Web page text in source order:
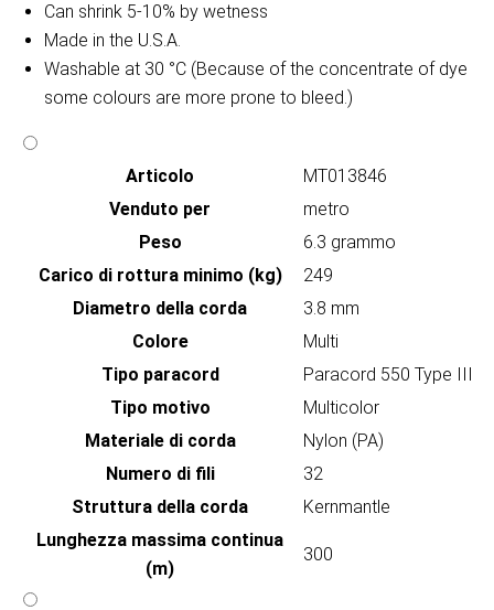
Can shrink 5-10% by wetness
Made in the U.S.A.
Washable at 30 °C (Because of the concentrate of dye
some colours are more prone to bleed.)
Articolo
MT013846
Venduto per
metro
Peso
6.3 grammo
Carico di rottura minimo (kg)
249
Diametro della corda
3.8 mm
Colore
Multi
Tipo paracord
Paracord 550 Type III
Tipo motivo
Multicolor
Materiale di corda
Nylon (PA)
Numero di fili
32
Struttura della corda
Kernmantle
Lunghezza massima continua
(m)
300